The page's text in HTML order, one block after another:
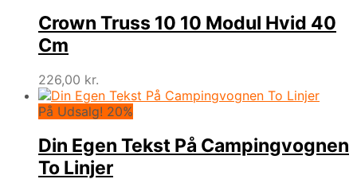
Crown Truss 10 10 Modul Hvid 40
Cm
226,00 kr.
På Udsalg! 20%
Din Egen Tekst På Campingvognen
To Linjer